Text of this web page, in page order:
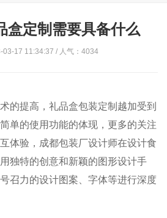
盒定制需要具备什么
03-17 11:34:37 / 人气：4034
的提高，礼品盒包装定制越加受到
单的使用功能的体现，更多的关注
体验，成都包装厂设计师在设计食
独特的创意和新颖的图形设计手
召力的设计图案、字体等进行深度